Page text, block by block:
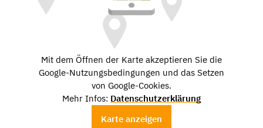
Mit dem Öffnen der Karte akzeptieren Sie die
Google-Nutzungsbedingungen und das Setzen
von Google-Cookies.
Mehr Infos: Datenschutzerklärung
Karte anzeigen